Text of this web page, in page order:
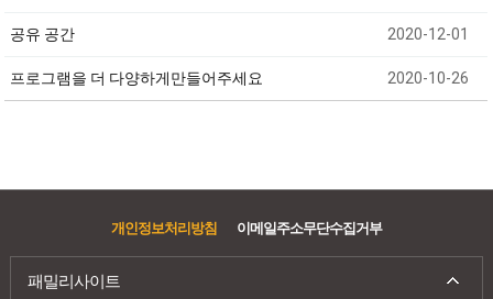
공유 공간 2020-12-01
프로그램을 더 다양하게만들어주세요 2020-10-26
개인정보처리방침 이메일주소무단수집거부
패밀리사이트